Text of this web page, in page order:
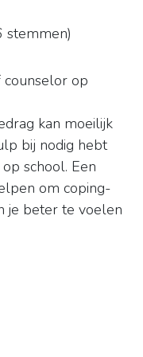
stemmen)
op
kan moeilijk
bij nodig hebt
school. Een
om coping-
je beter te voelen